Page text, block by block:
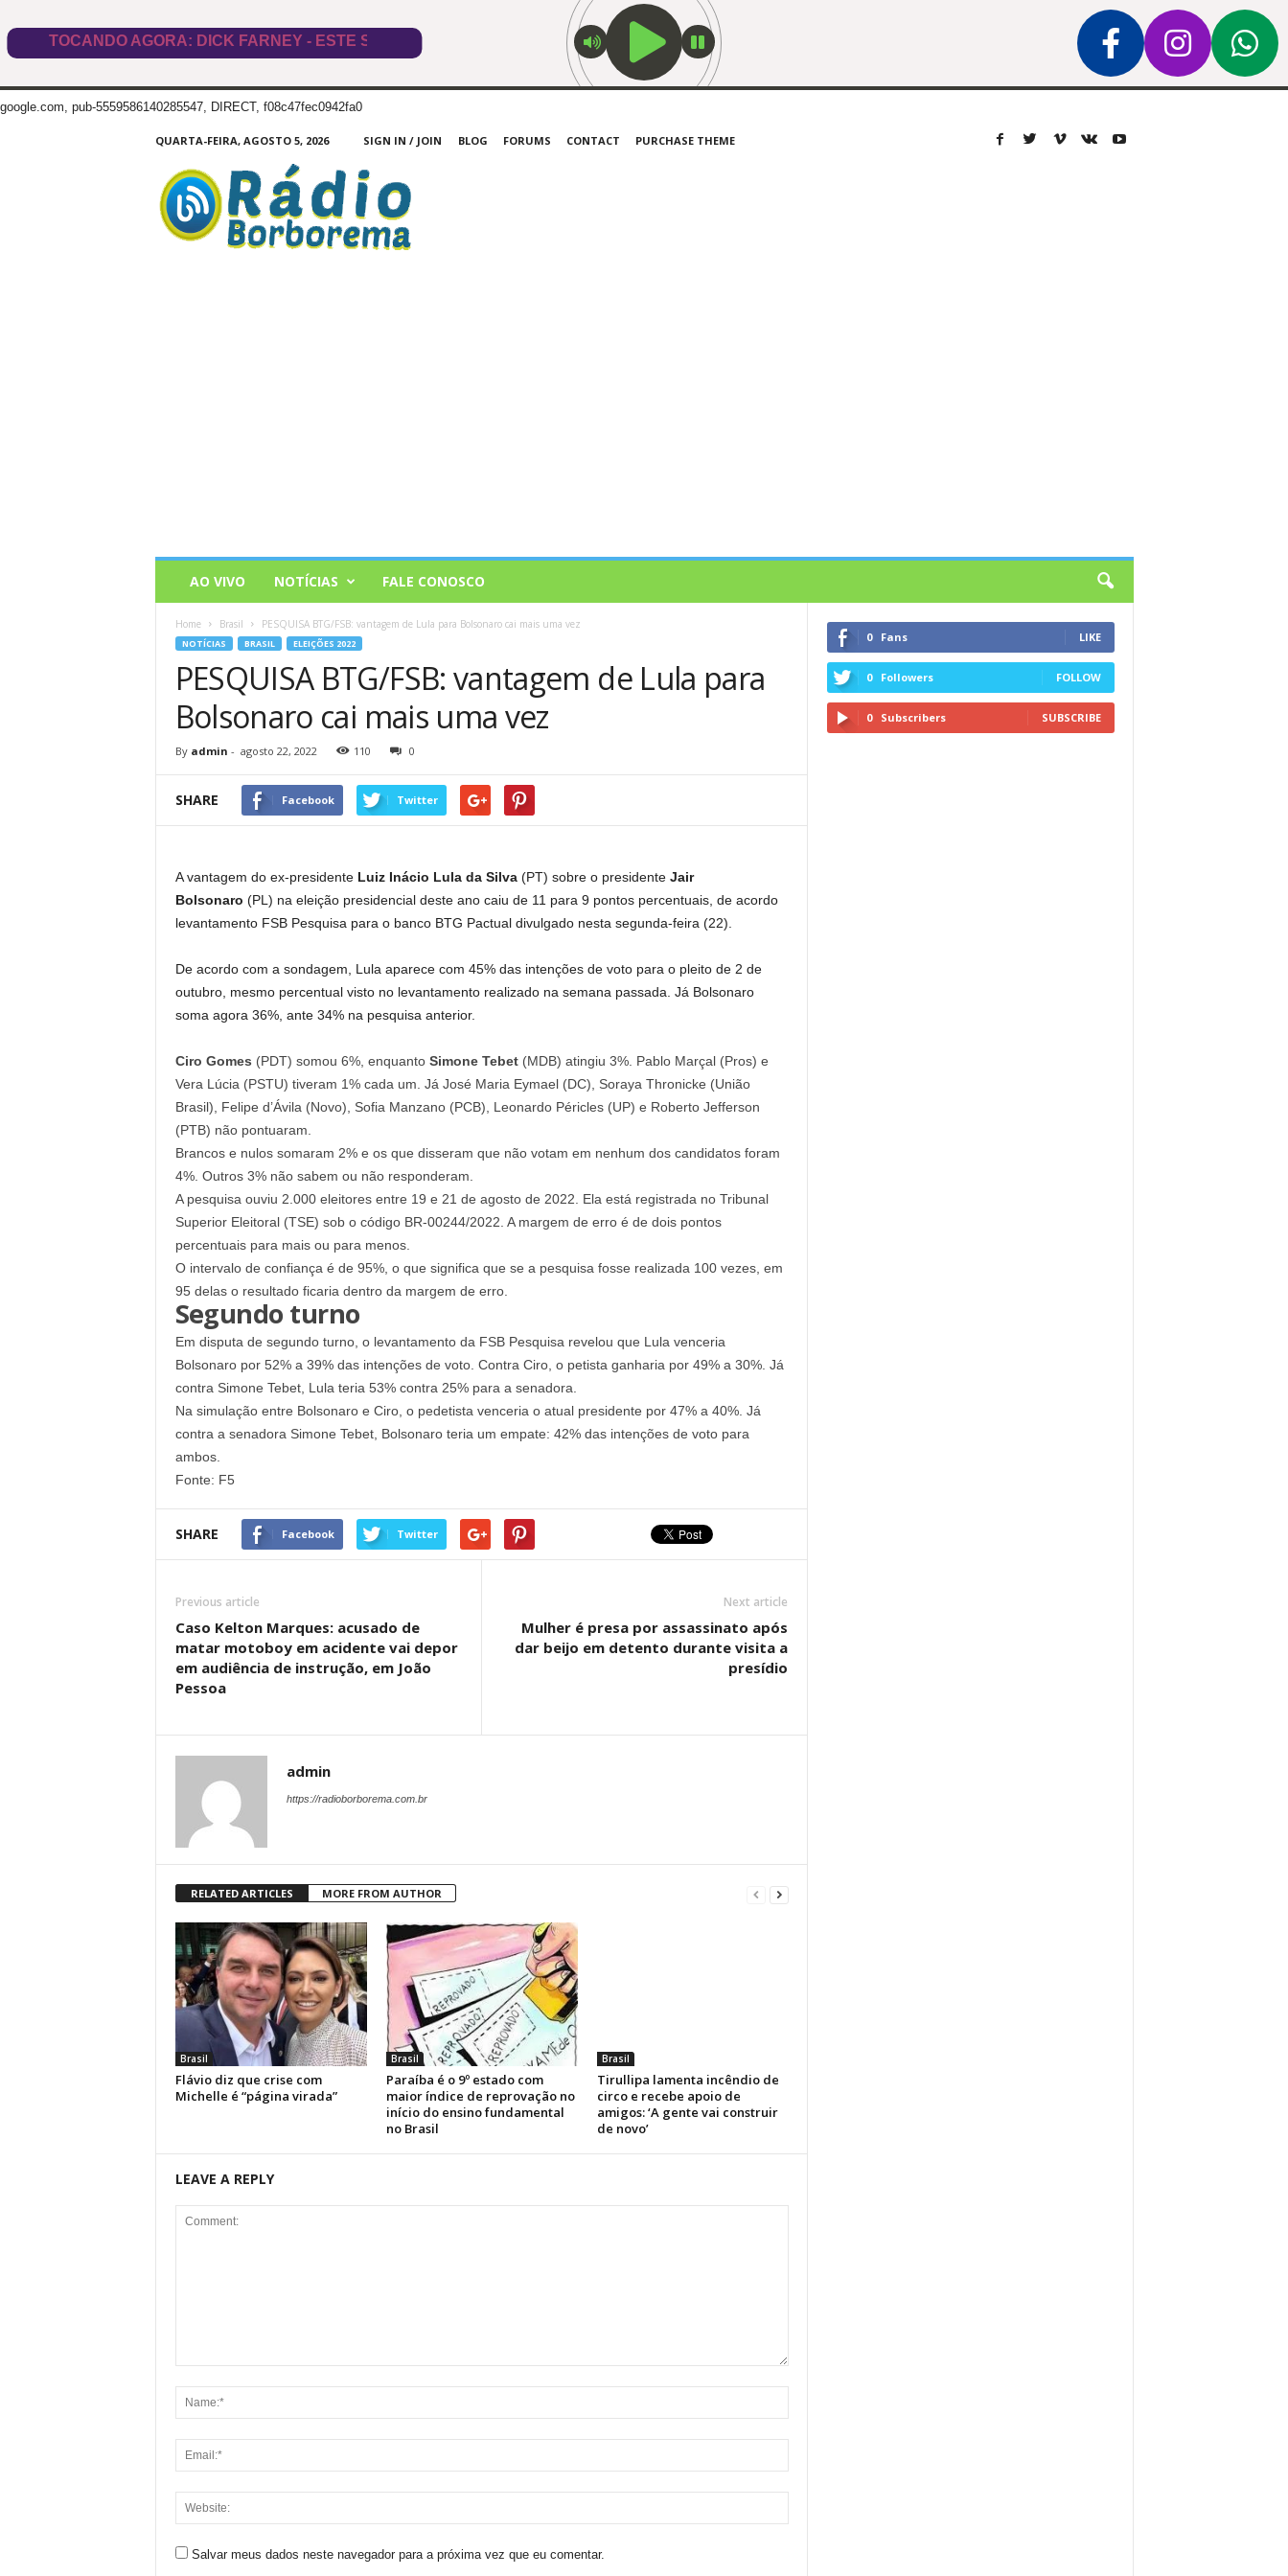
google.com, pub-5559586140285547, DIRECT, f08c47fec0942fa0
QUARTA-FEIRA, AGOSTO 5, 2026 SIGN IN / JOIN BLOG FORUMS CONTACT
PURCHASE THEME
Borborema
AO VIVO NOTÍCIAS FALE CONOSCO
Home Brasil PESQUISA BTG/FSB: vantagem de Lula para Bolsonaro cai mais uma vez
NOTÍCIAS BRASIL ELEIÇÕES 2022
PESQUISA BTG/FSB: vantagem de Lula para
Bolsonaro cai mais uma vez
By admin - agosto 22, 2022 110 0
SHARE Facebook Twitter
A vantagem do ex-presidente Luiz Inácio Lula da Silva(PT) sobre o presidente Jair
Bolsonaro (PL) na eleição presidencial deste ano caiu de 11 para 9 pontos percentuais, de acordo
levantamento FSB Pesquisa para o banco BTG Pactual divulgado nesta segunda-feira (22).
De acordo com a sondagem, Lula aparece com 45% das intenções de voto para o pleito de 2 de
outubro, mesmo percentual visto no levantamento realizado na semana passada. Já Bolsonaro
soma agora 36%, ante 34% na pesquisa anterior.
Ciro Gomes (PDT) somou 6%, enquanto Simone Tebet(MDB) atingiu 3%. Pablo Marçal (Pros) e
Vera Lúcia (PSTU) tiveram 1% cada um. Já José Maria Eymael (DC), Soraya Thronicke (União
Brasil), Felipe d’Ávila (Novo), Sofia Manzano (PCB), Leonardo Péricles (UP) e Roberto Jefferson
(PTB) não pontuaram.
Brancos e nulos somaram 2% e os que disseram que não votam em nenhum dos candidatos foram
4%. Outros 3% não sabem ou não responderam.
A pesquisa ouviu 2.000 eleitores entre 19 e 21 de agosto de 2022. Ela está registrada no Tribunal
Superior Eleitoral (TSE) sob o código BR-00244/2022. A margem de erro é de dois pontos
percentuais para mais ou para menos.
O intervalo de confiança é de 95%, o que significa que se a pesquisa fosse realizada 100 vezes, em
95 delas o resultado ficaria dentro da margem de erro.
Segundo turno
Em disputa de segundo turno, o levantamento da FSB Pesquisa revelou que Lula venceria
Bolsonaro por 52% a 39% das intenções de voto. Contra Ciro, o petista ganharia por 49% a 30%. Já
contra Simone Tebet, Lula teria 53% contra 25% para a senadora.
Na simulação entre Bolsonaro e Ciro, o pedetista venceria o atual presidente por 47% a 40%. Já
contra a senadora Simone Tebet, Bolsonaro teria um empate: 42% das intenções de voto para
ambos.
Fonte: F5
SHARE Facebook Twitter
Previous article
Caso Kelton Marques: acusado de
matar motoboy em acidente vai depor
em audiência de instrução, em João
Pessoa
Next article
Mulher é presa por assassinato após
dar beijo em detento durante visita a
presídio
admin
https://radioborborema.com.br
RELATED ARTICLES MORE FROM AUTHOR
Brasil
Flávio diz que crise com
Michelle é “página virada”
Brasil
Paraíba é o 9º estado com
maior índice de reprovação no
início do ensino fundamental
no Brasil
Brasil
Tirullipa lamenta incêndio de
circo e recebe apoio de
amigos: ‘A gente vai construir
de novo’
LEAVE A REPLY
Salvar meus dados neste navegador para a próxima vez que eu comentar.
0 Fans LIKE
0 Followers FOLLOW
0 Subscribers SUBSCRIBE